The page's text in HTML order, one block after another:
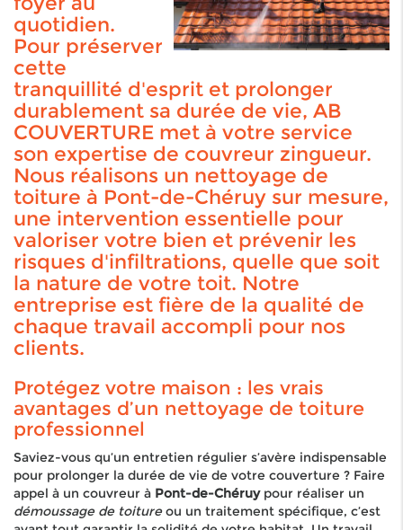
quotidien.
Pour préserver
cette
tranquillité d'esprit et prolonger
durablement sa durée de vie, AB
COUVERTURE met à votre service
son expertise de couvreur zingueur.
Nous réalisons un nettoyage de
toiture à Pont-de-Chéruy sur mesure,
une intervention essentielle pour
valoriser votre bien et prévenir les
risques d'infiltrations, quelle que soit
la nature de votre toit. Notre
entreprise est fière de la qualité de
chaque travail accompli pour nos
clients.
Protégez votre maison : les vrais
avantages d’un nettoyage de toiture
professionnel
Saviez-vous qu’un entretien régulier s’avère indispensable
pour prolonger la durée de vie de votre couverture ? Faire
appel à un couvreur à Pont-de-Chéruypour réaliser un
démoussage de toitureou un traitement spécifique, c’est